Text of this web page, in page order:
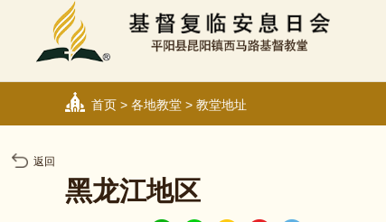
首页> 各地教堂> 教堂地址
返回
黑龙江地区